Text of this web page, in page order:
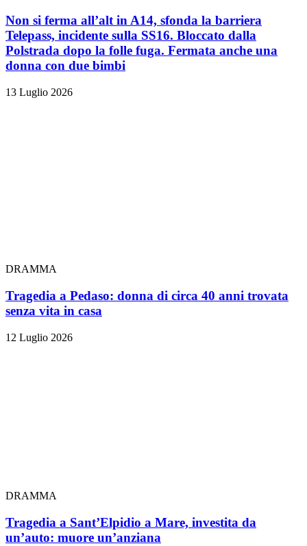
Non si ferma all’alt in A14, sfonda la barriera
Telepass, incidente sulla SS16. Bloccato dalla
Polstrada dopo la folle fuga. Fermata anche una
donna con due bimbi
13 Luglio 2026
DRAMMA
Tragedia a Pedaso: donna di circa 40 anni trovata
senza vita in casa
12 Luglio 2026
DRAMMA
Tragedia a Sant’Elpidio a Mare, investita da
un’auto: muore un’anziana